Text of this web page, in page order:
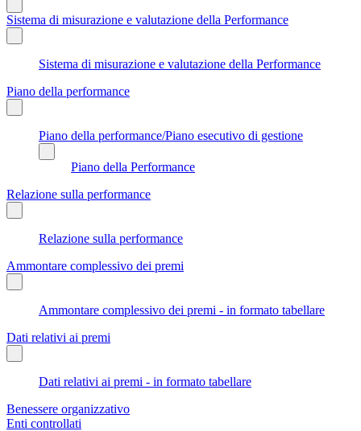
Sistema di misurazione e valutazione della Performance
Sistema di misurazione e valutazione della Performance
Piano della performance
Piano della performance/Piano esecutivo di gestione
Piano della Performance
Relazione sulla performance
Relazione sulla performance
Ammontare complessivo dei premi
Ammontare complessivo dei premi - in formato tabellare
Dati relativi ai premi
Dati relativi ai premi - in formato tabellare
Benessere organizzativo
Enti controllati